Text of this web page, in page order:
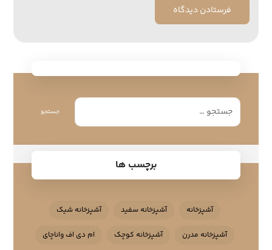
فرستادن دیدگاه
جستجو
برچسب ها
آشپزخانه آشپزخانه سفید آشپزخانه شیک
آشپزخانه مدرن آشپزخانه کوچک ام دی اف واناچای